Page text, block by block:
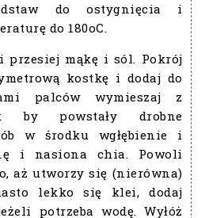
do ostygnięcia i
do 180oC.
przesiej mąkę i sól. Pokrój
kostkę i dodaj do
palców wymieszaj z
by powstały drobne
w środku wgłębienie i
i nasiona chia. Powoli
aż utworzy się (nierówna)
lekko się klei, dodaj
potrzeba wodę. Wyłóż